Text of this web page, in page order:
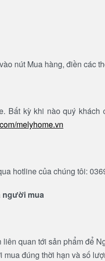
nút Mua hàng, điền các
Bất kỳ khi nào quý
melyhome.vn
hotline của chúng tôi:
người mua
quan tới sản phẩm để
đúng thời hạn và số